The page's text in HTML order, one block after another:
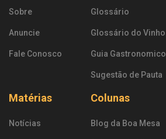
Sobre
Anuncie
Fale Conosco
Glossário
Glossário do Vinho
Guia Gastronomico
Sugestão de Pauta
Matérias
Notícias
Colunas
Blog da Boa Mesa